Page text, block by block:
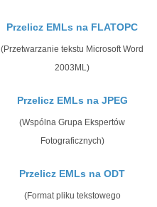
Przelicz EMLs na FLATOPC
(Przetwarzanie tekstu Microsoft Word
2003ML)
Przelicz EMLs na JPEG
(Wspólna Grupa Ekspertów
Fotograficznych)
Przelicz EMLs na ODT
(Format pliku tekstowego